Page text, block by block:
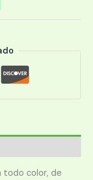
todo color, de